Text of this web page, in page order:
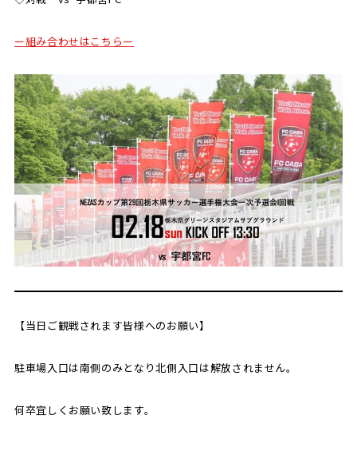
ー組み合わせはこちらー
【当日ご観戦されます皆様へのお願い】
駐車場入口は南側のみとなり北側入口は解放されません。
何卒宜しくお願い致します。